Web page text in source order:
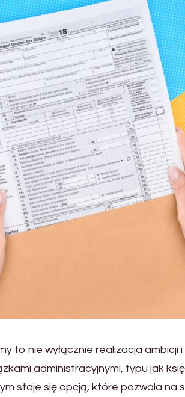
to nie wyłącznie realizacja ambicji
administracyjnymi, typu jak
staje się opcją, które pozwala na